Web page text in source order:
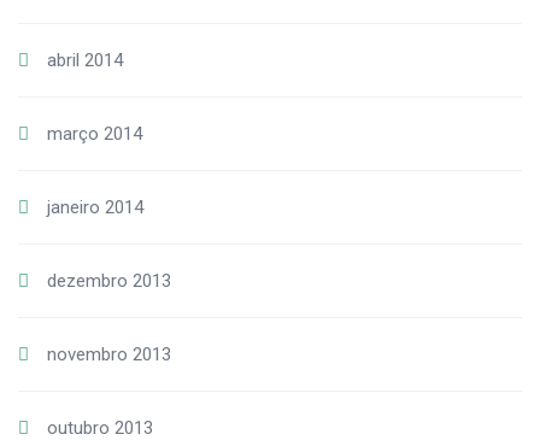
abril 2014
março 2014
janeiro 2014
dezembro 2013
novembro 2013
outubro 2013